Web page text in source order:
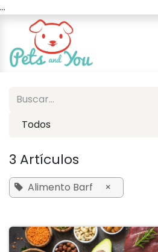
...
Ir al contenido
Todos
3 Artículos
Alimento Barf ×